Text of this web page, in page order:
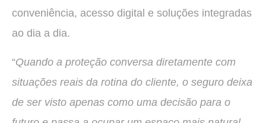
conveniência, acesso digital e soluções integradas
ao dia a dia.
“Quando a proteção conversa diretamente com
situações reais da rotina do cliente, o seguro deixa
de ser visto apenas como uma decisão para o